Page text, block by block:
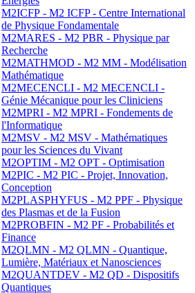
M2ICFP - M2 ICFP - Centre International
de Physique Fondamentale
M2MARES - M2 PBR - Physique par
Recherche
M2MATHMOD - M2 MM - Modélisation
Mathématique
M2MECENCLI - M2 MECENCLI -
Génie Mécanique pour les Cliniciens
M2MPRI - M2 MPRI - Fondements de
l'Informatique
M2MSV - M2 MSV - Mathématiques
pour les Sciences du Vivant
M2OPTIM - M2 OPT - Optimisation
M2PIC - M2 PIC - Projet, Innovation,
Conception
M2PLASPHYFUS - M2 PPF - Physique
des Plasmas et de la Fusion
M2PROBFIN - M2 PF - Probabilités et
Finance
M2QLMN - M2 QLMN - Quantique,
Lumière, Matériaux et Nanosciences
M2QUANTDEV - M2 QD - Dispositifs
Quantiques